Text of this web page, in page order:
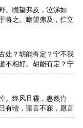
。瞻望弗及，泣涕如
将之。瞻望弗及，伫立
送于南。瞻望弗及，实
处？胡能有定？宁不我
不相好。胡能有定？宁
，德音无良。胡能有
。终风且霾，惠然肯
有曀，寤言不寐，愿言
言则怀。